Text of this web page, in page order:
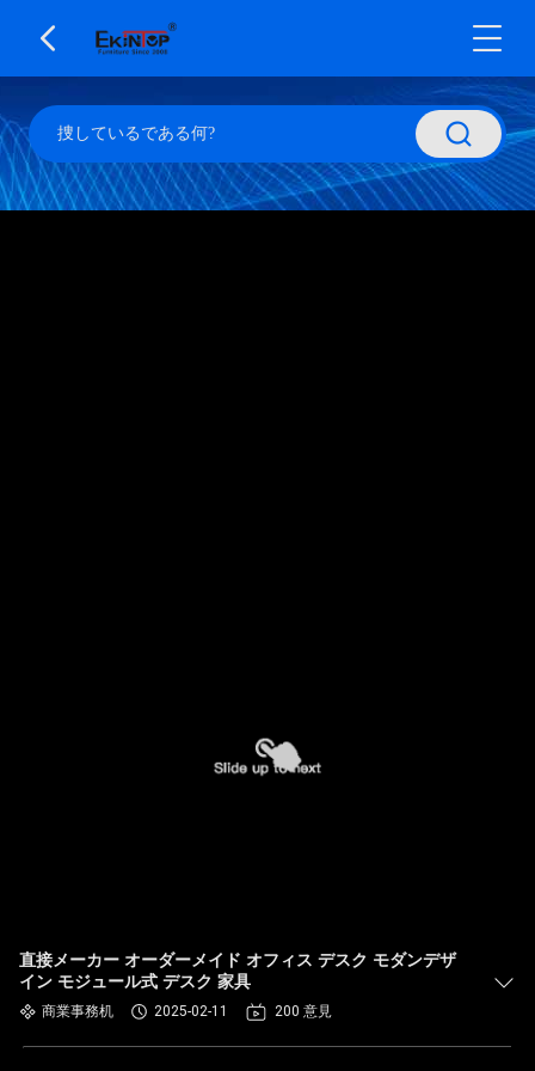
直接メーカー オーダーメイド オフィス デスク モダンデザ
イン モジュール式 デスク 家具
商業事務机 2025-02-11 200 意見